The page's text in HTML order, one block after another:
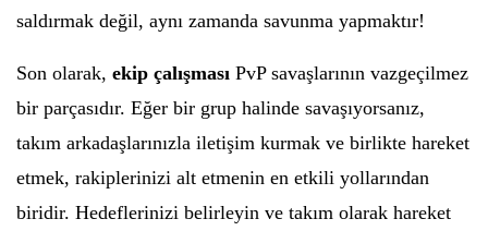
saldırmak değil, aynı zamanda savunma yapmaktır!
Son olarak, ekip çalışması PvP savaşlarının vazgeçilmez
bir parçasıdır. Eğer bir grup halinde savaşıyorsanız,
takım arkadaşlarınızla iletişim kurmak ve birlikte hareket
etmek, rakiplerinizi alt etmenin en etkili yollarından
biridir. Hedeflerinizi belirleyin ve takım olarak hareket